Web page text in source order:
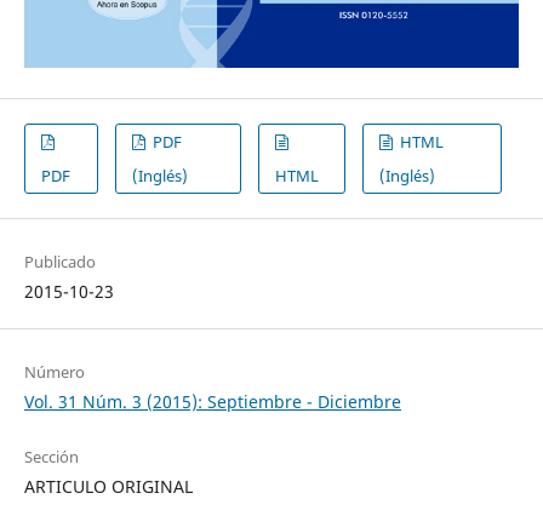
PDF
PDF
(Inglés)
HTML
HTML
(Inglés)
Publicado
2015-10-23
Número
Vol. 31 Núm. 3 (2015): Septiembre - Diciembre
Sección
ARTICULO ORIGINAL